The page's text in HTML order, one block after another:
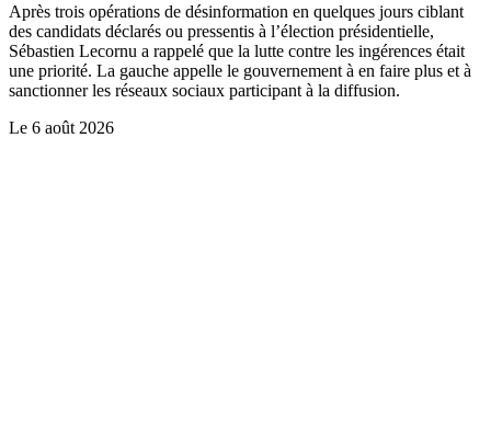
Après trois opérations de désinformation en quelques jours ciblant
des candidats déclarés ou pressentis à l’élection présidentielle,
Sébastien Lecornu a rappelé que la lutte contre les ingérences était
une priorité. La gauche appelle le gouvernement à en faire plus et à
sanctionner les réseaux sociaux participant à la diffusion.
Le 6 août 2026